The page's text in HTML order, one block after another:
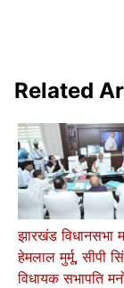
Related
झारखंड विधानसभा
हेमलाल मुर्मू, सीपी
विधायक सभापति